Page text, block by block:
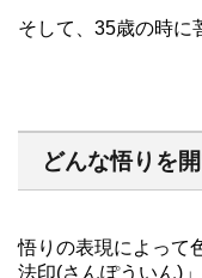
そして、35歳の時に
どんな悟りを
悟りの表現によって
法印(さんぽういん)」